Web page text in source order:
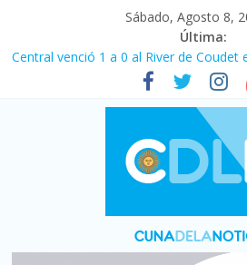
Sábado, Agosto 8,
Última:
Central venció 1 a 0 al River de Coudet
La morosidad alcanzó su nivel más alto
afecta a 400 mil deudores en Santa Fe
Desde que asumió Milei cerraron
denuncia crisis como en 2001
Vacaciones de invierno con más
turístico: 4,6 millones de personas
Fuerte caída de la venta de autos